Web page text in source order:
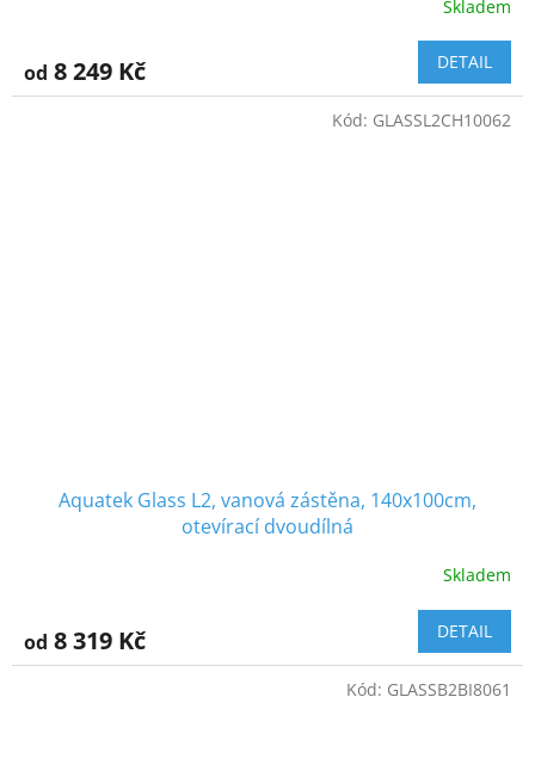
Skladem
od 8 249 Kč DETAIL
Aquatek Glass L2, vanová zástěna, 140x100cm,
otevírací dvoudílná
Skladem
od 8 319 Kč DETAIL
Kód: GLASSL2CH10062
Kód: GLASSB2BI8061